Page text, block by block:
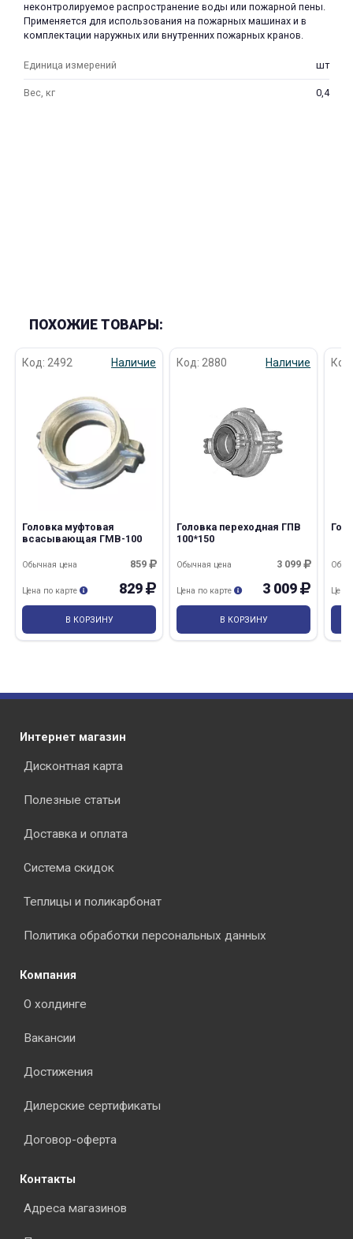
неконтролируемое распространение воды или пожарной пены.
Применяется для использования на пожарных машинах и в
комплектации наружных или внутренних пожарных кранов.
Единица измерений шт
Вес, кг 0,4
ПОХОЖИЕ ТОВАРЫ:
Код: 2492 Наличие
Головка муфтовая
всасывающая ГМВ-100
859
Обычная цена
829
Цена по карте
В КОРЗИНУ
Код: 2880 Наличие
Головка переходная ГПВ
100*150
3 099
Обычная цена
3 009
Цена по карте
В КОРЗИНУ
Цена
Интернет магазин
Дисконтная карта
Полезные статьи
Доставка и оплата
Система скидок
Теплицы и поликарбонат
Политика обработки персональных данных
Компания
О холдинге
Вакансии
Достижения
Дилерские сертификаты
Договор-оферта
Контакты
Адреса магазинов